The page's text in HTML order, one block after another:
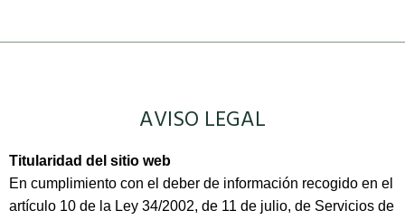
AVISO LEGAL
Titularidad del sitio web
En cumplimiento con el deber de información recogido en el
artículo 10 de la Ley 34/2002, de 11 de julio, de Servicios de